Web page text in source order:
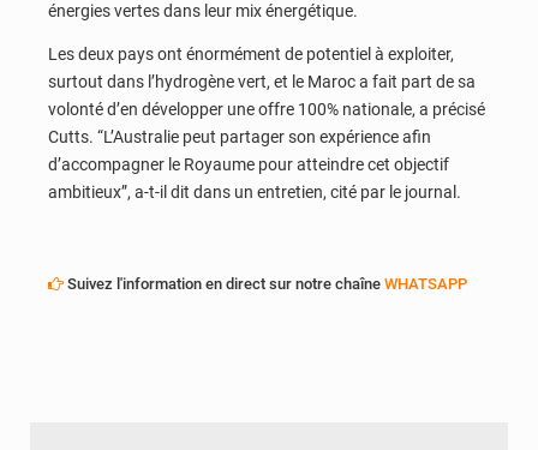
énergies vertes dans leur mix énergétique.
Les deux pays ont énormément de potentiel à exploiter,
surtout dans l’hydrogène vert, et le Maroc a fait part de sa
volonté d’en développer une offre 100% nationale, a précisé
Cutts. “L’Australie peut partager son expérience afin
d’accompagner le Royaume pour atteindre cet objectif
ambitieux”, a-t-il dit dans un entretien, cité par le journal.
Suivez l'information en direct sur notre chaîne WHATSAPP